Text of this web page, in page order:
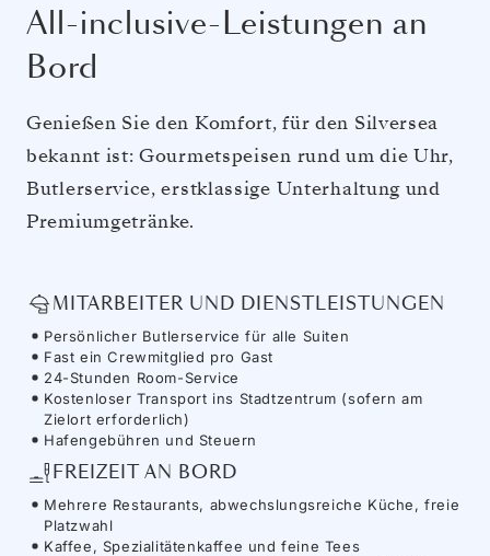
All-inclusive-Leistungen an
Bord
Genießen Sie den Komfort, für den Silversea
bekannt ist: Gourmetspeisen rund um die Uhr,
Butlerservice, erstklassige Unterhaltung und
Premiumgetränke.
MITARBEITER UND DIENSTLEISTUNGEN
Persönlicher Butlerservice für alle Suiten
Fast ein Crewmitglied pro Gast
24-Stunden Room-Service
Kostenloser Transport ins Stadtzentrum (sofern am
Zielort erforderlich)
Hafengebühren und Steuern
FREIZEIT AN BORD
Mehrere Restaurants, abwechslungsreiche Küche, freie
Platzwahl
Kaffee, Spezialitätenkaffee und feine Tees